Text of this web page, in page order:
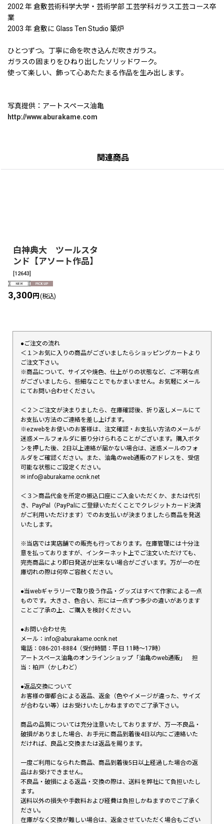
2002 年 倉敷芸術科学大学・芸術学部 工芸学科ガラス工芸コース卒
業
2003 年 倉敷に Glass Ten Studio 築炉
ひとつずつ。丁寧に命を吹き込んだ吹きガラス。
ガラスの固まりをひねり出したソリッドワーク。
使って楽しい、飾って心あたたまる作品を生み出します。
写真提供：アートスペース油亀
http://www.aburakame.com
関連商品
白神典大 ツールスタ
ンド【アソート作品】
[12643]
3,300円 (税込)
●ご注文の流れ
＜１＞お気に入りの商品がございましたらショッピングカートより
ご注文下さい。
※商品について、サイズや焼色、仕上がりの状態など、ご不明な点
がございましたら、些細なことでもかまいません。お気軽にメール
にてお問い合わせください。
＜２＞ご注文が決まりましたら、在庫確認後、折り返しメールにて
お支払い方法のご連絡を差し上げます。
※ezwebをお使いのお客様は、注文確認・お支払い方法のメールが
迷惑メールフォルダに振り分けられることがございます。購入ボタ
ンを押した後、2日以上連絡が届かない場合は、迷惑メールのフォ
ルダをご確認ください。また、油亀のweb通販のアドレスを、受信
可能な状態にご設定ください。
✉︎ info@aburakame.ocnk.net
＜３＞商品代金を所定の振込口座にご入金いただくか、または代引
き、PayPal（PayPalにご登録いただくことでクレジットカード決済
がご利用いただけます）でのお支払いが決まりましたら商品を発送
いたします。
※当店では実店舗での販売も行っております。在庫管理には十分注
意を払っておりますが、インターネット上でご注文いただけても、
完売商品により即日発送が出来ない場合がございます。万が一の在
庫切れの際は何卒ご容赦ください。
●当webギャラリーで取り扱う作品・グッズはすべて作家による一点
ものです。大きさ、色合い、形には一点ずつ多少の違いがあります
ことご了承の上、ご購入を検討ください。
●お問い合わせ先
メール：info@aburakame.ocnk.net
電話：086-201-8884（受付時間：平日 11時〜17時）
アートスペース油亀のオンラインショップ「油亀のweb通販」 担
当：柏戸（かしわど）
●返品交換について
お客様の御都合による返品、返金（色やイメージが違った、サイズ
が合わない等）はお受けいたしかねますのでご了承下さい。
商品の品質については充分注意いたしておりますが、万一不良品・
破損がありました場合、お手元に商品到着後4日以内にご連絡いた
だければ、良品と交換または返品を賜ります。
一度ご利用になられた商品、商品到着後5日以上経過した場合の返
品はお受けできません。
不良品・破損による返品・交換の際は、送料を弊社にて負担いたし
ます。
送料以外の損失や手数料および経費は負担しかねますのでご了承く
ださい。
在庫がなく交換が難しい場合は、返金させていただく場合もござい